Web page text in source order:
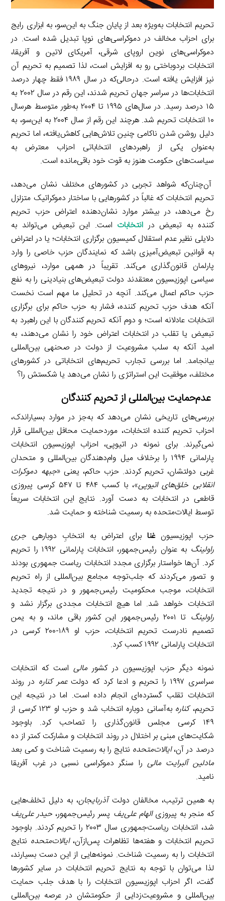
تحریم انتخابات به‌ویژه بعد از پایان جنگ به این‌سو، به ابزاری رایج
برای احزاب مخالف در دموکراسی‌های نوپا تبدیل شده است. در
دموکراسی‌های نوین اروپای شرقی، آمریکای لاتین و آفریقا،
انتخابات بردوباختی رو به افزایش است، لذا تصمیم به تحریم آن
نیز افزایش یافته است. درحالی‌که در سال ۱۹۸۹ فقط چهار درصد
انتخابات‌ها در سراسر جهان تحریم شدند، این رقم در سال ۲۰۰۲ به
۱۵ درصد رسید. در سال‌های ۱۹۹۵ تا ۲۰۰۴ به‌طور متوسط هرسال
۱۰ انتخابات تحریم شد. هرچند این رقم از سال ۲۰۰۴ به این‌سو، به
دلیل روشن شدن ناکامی چنین تلاش‌هایی کاهش‌یافته، اما تحریم
به‌عنوان یکی از راهبردهای انتخاباتی احزاب معترض به
سیاست‌های حکومت هنوز به قوت خود باقی‌مانده است.
آن‌چنان‌که شواهد تجربی در کشورهای مختلف نشان می‌دهد،
تحریم انتخابات که غالباً در کشورهایی با ساختار دموکراتیک متزلزل
رخ می‌دهد، در بیشتر موارد نشان‌دهنده اعتراض حزب تحریم
کننده به تبعیض در انتخابات است. این تبعیض می‌تواند به
دلایلی نظیر عدم استقلال کمیسیون برگزاری انتخابات؛ یا در اعتراض
به قوانین تبعیض‌آمیزی باشد که نمایندگان حزب خاصی را وارد
پارلمان قانون‌گذاری می‌کند. تقریباً در همهی موارد، نیروهای
سیاسی اپوزیسیون معتقدند دولت تبعیض‌های بنیادینی را به نفع
حزب حاکم اعمال می‌کند. آنچه در تحلیل ما مهم است نخست
آنکه هدف حزب تحریم کننده، فشار به حزب حاکم برای برگزاری
انتخابات عادلانه است؛ و دوم آنکه تحریم کنندگان با این راهبرد به
تبعیض یا تقلب در انتخابات اعتراض خود را نشان می‌دهند، به
امید آنکه به سلب مشروعیت از دولت در صحنهی بین‌المللی
بیانجامد. اما بررسی تجارب تحریم‌های انتخاباتی در کشورهای
مختلف، موفقیت این استراتژی را نشان می‌دهد یا شکستش را؟
عدم‌حمایت بین‌المللی از تحریم کنندگان
بررسی‌های تاریخی نشان می‌دهد که به‌جز در موارد بسیاراندک،
احزاب تحریم کننده انتخابات، موردحمایت محافل بین‌المللی قرار
نمی‌گیرند. برای نمونه در اتیوپی، احزاب اپوزیسیون انتخابات
پارلمانی ۱۹۹۴ را برخلاف میل وام‌دهندگان بین‌المللی و متحدان
غربی دولتشان، تحریم کردند. حزب حاکم، یعنی «جبهه دموکرات
انقلابی خلق‌های اتیوپی
»، با کسب ۴۸۴ تا ۵۴۷ کرسی پیروزی
قاطعی در انتخابات به دست آورد. نتایج این انتخابات سریعاً
توسط ایالات‌متحده به رسمیت شناخته و حمایت شد.
حزب اپوزیسیونغنابرای اعتراض به انتخابِ دوبارهی جری
راولینگ
به عنوان رئیس‌جمهور، انتخابات پارلمانی ۱۹۹۲ را تحریم
کرد. آن‌ها خواستار برگزاری مجدد انتخابات ریاست جمهوری بودند
و تصور می‌کردند که جلب‌توجه مجامع بین‌المللی از راه تحریم
انتخابات، موجب محکومیت رئیس‌جمهور و در نتیجه تجدید
انتخابات خواهد شد. اما هیچ انتخابات مجددی برگزار نشد و
راولینگ
تا ۲۰۰۱ رئیس‌جمهور این کشور باقی ماند، و به یمن
تصمیم نادرست تحریم انتخابات، حزب او ۱۸۹-۲۰۰ کرسی در
انتخابات پارلمانی ۱۹۹۲ کسب کرد.
نمونه دیگر حزب اپوزیسیون در کشور مالیاست که انتخابات
سراسری ۱۹۹۷ را تحریم و ادعا کرد که دولت
عمر کناره در روند
انتخابات تقلب گسترده‌ای انجام داده است. اما در نتیجه این
تحریم،کناره
به‌آسانی دوباره انتخاب شد و حزب او ۱۲۳ کرسی از
۱۴۹ کرسی مجلس قانون‌گذاری را تصاحب کرد. باوجود
شکایت‌های مبنی بر اختلال در روند انتخابات و مشارکت کمتر از ده
درصد در آن،ایالات‌متحده نتایج را به رسمیت شناخت و کمی بعد
مادلین آلبرایت مالی را سنگر دموکراسی نسبی در غرب آفریقا
نامید.
به همین ترتیب، مخالفان دولتآذربایجان، به دلیل تخلف‌هایی
که منجر به پیروزیالهام علی‌یف پسر رئیس‌جمهور، حیدر علی‌یف
شد، انتخابات ریاست‌جمهوری سال ۲۰۰۳ را تحریم کردند. باوجود
تحریم انتخابات و هفته‌ها تظاهرات پس‌ازآن،ایالات‌متحده نتایج
انتخابات را به رسمیت شناخت. نمونه‌هایی از این دست بسیارند،
لذا می‌توان با توجه به نتایج تحریم انتخابات در سایر کشورها
گفت، اگر احزاب اپوزیسیون انتخابات را با هدف جلب حمایت
بین‌المللی و مشروعیت‌زدایی از حکومتشان در عرصه بین‌المللی